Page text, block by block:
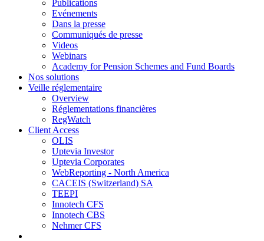
Publications
Evénements
Dans la presse
Communiqués de presse
Videos
Webinars
Academy for Pension Schemes and Fund Boards
Nos solutions
Veille réglementaire
Overview
Réglementations financières
RegWatch
Client Access
OLIS
Uptevia Investor
Uptevia Corporates
WebReporting - North America
CACEIS (Switzerland) SA
TEEPI
Innotech CFS
Innotech CBS
Nehmer CFS